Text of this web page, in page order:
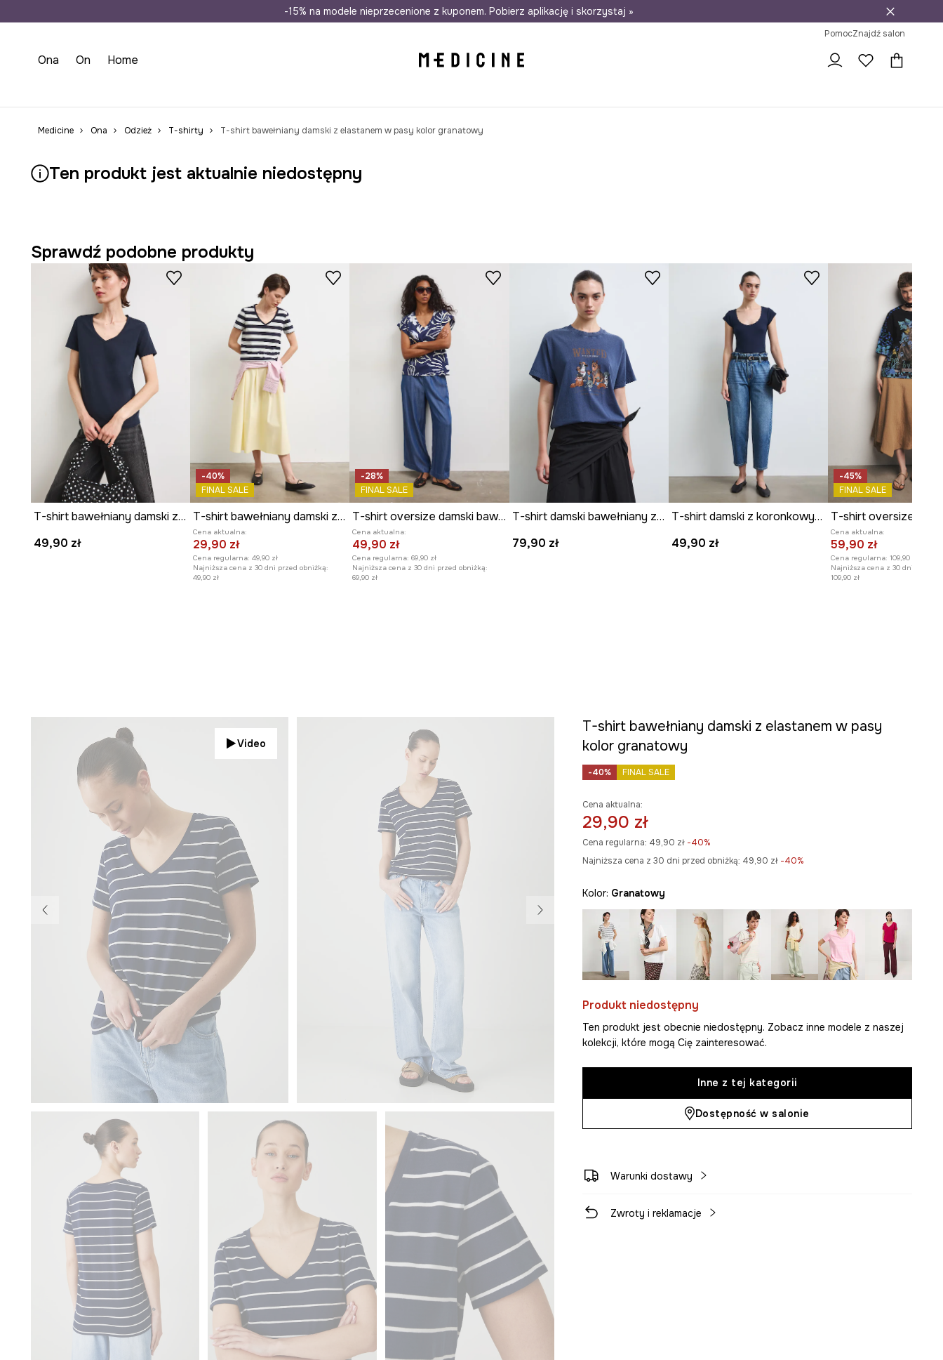
Wysyłka nawet w 24h Darmowa dostawa do salonów 30 dni na zwrot
-15% na modele nieprzecenione z kuponem. Pobierz aplikację i skorzystaj »
PomocZnajdź salon
Ona On Home
Medicine Ona Odzież T-shirty T-shirt bawełniany damski z elastanem w pasy kolor granatowy
Ten produkt jest aktualnie niedostępny
Sprawdź podobne produkty
T-shirt bawełniany damski z elastanem gładki
49,90 zł
-40%
FINAL SALE
T-shirt bawełniany damski z elastanem w pasy
Cena aktualna:
29,90 zł
Cena regularna: 49,90 zł
Najniższa cena z 30 dni przed obniżką:
49,90 zł
-28%
FINAL SALE
T-shirt oversize damski bawełniany z elastanem
Cena aktualna:
49,90 zł
Cena regularna: 69,90 zł
Najniższa cena z 30 dni przed obniżką:
69,90 zł
T-shirt damski bawełniany z nadrukiem
79,90 zł
T-shirt damski z koronkowymi wstawkami
49,90 zł
-45%
FINAL SALE
Cena aktualna:
59,90 zł
Cena regularna: 109,90 zł
Najniższa cena z 30 dni przed
109,90 zł
Video
T-shirt bawełniany damski z elastanem w pasy
kolor granatowy
-40% FINAL SALE
Cena aktualna:
29,90 zł
Cena regularna: 49,90 zł-40%
Najniższa cena z 30 dni przed obniżką: 49,90 zł -40%
Kolor: granatowy
Produkt niedostępny
Ten produkt jest obecnie niedostępny. Zobacz inne modele z naszej
kolekcji, które mogą Cię zainteresować.
Inne z tej kategorii
Dostępność w salonie
Warunki dostawy
Zwroty i reklamacje